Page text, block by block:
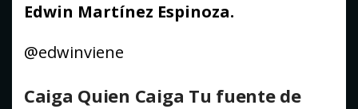
Edwin Martínez Espinoza.
@edwinviene
Caiga Quien Caiga Tu fuente de